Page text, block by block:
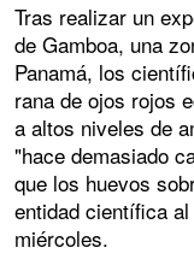
Tras realizar un
de Gamboa, una
Panamá, los
rana de ojos rojos
a altos niveles de
"hace demasiado
que los huevos
entidad científica
miércoles.